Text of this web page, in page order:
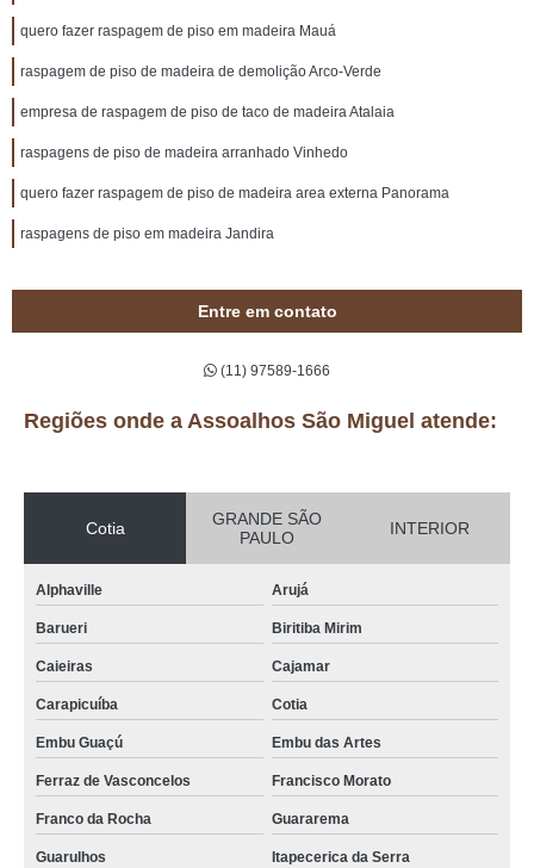
quero fazer raspagem de piso em madeira Mauá
raspagem de piso de madeira de demolição Arco-Verde
empresa de raspagem de piso de taco de madeira Atalaia
raspagens de piso de madeira arranhado Vinhedo
quero fazer raspagem de piso de madeira area externa Panorama
raspagens de piso em madeira Jandira
Entre em contato
(11) 97589-1666
Regiões onde a Assoalhos São Miguel atende:
Cotia
GRANDE SÃO
PAULO
INTERIOR
Alphaville Arujá
Barueri Biritiba Mirim
Caieiras Cajamar
Carapicuíba Cotia
Embu Guaçú Embu das Artes
Ferraz de Vasconcelos Francisco Morato
Franco da Rocha Guararema
Guarulhos Itapecerica da Serra